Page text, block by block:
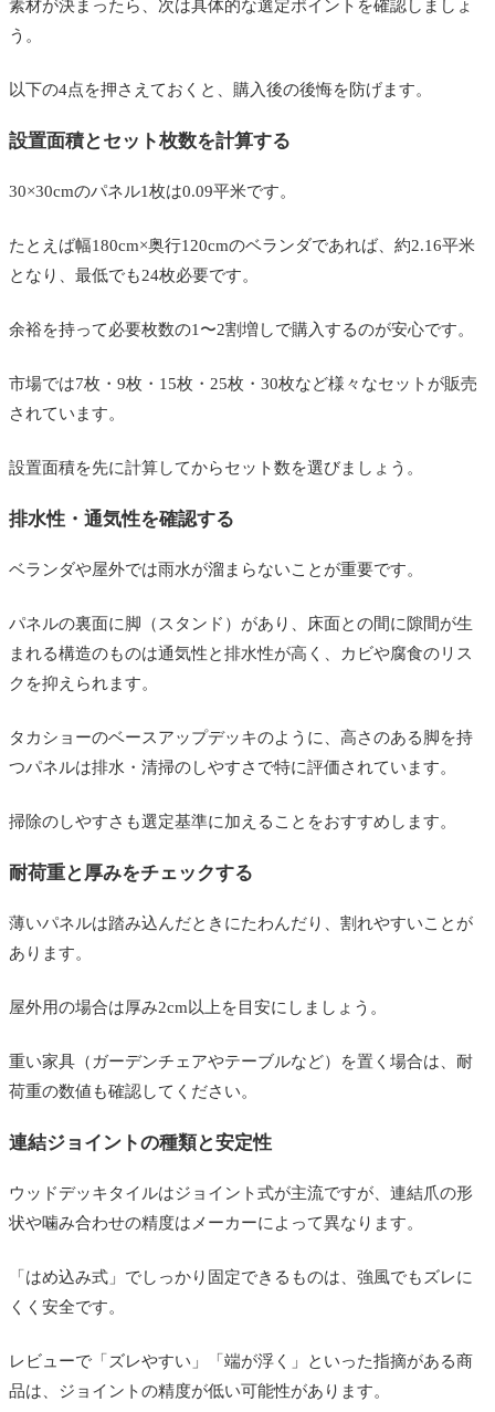
素材が決まったら、次は具体的な選定ポイントを確認しましょ
う。
以下の4点を押さえておくと、購入後の後悔を防げます。
設置面積とセット枚数を計算する
30×30cmのパネル1枚は0.09平米です。
たとえば幅180cm×奥行120cmのベランダであれば、約2.16平米
となり、最低でも24枚必要です。
余裕を持って必要枚数の1〜2割増しで購入するのが安心です。
市場では7枚・9枚・15枚・25枚・30枚など様々なセットが販売
されています。
設置面積を先に計算してからセット数を選びましょう。
排水性・通気性を確認する
ベランダや屋外では雨水が溜まらないことが重要です。
パネルの裏面に脚（スタンド）があり、床面との間に隙間が生
まれる構造のものは通気性と排水性が高く、カビや腐食のリス
クを抑えられます。
タカショーのベースアップデッキのように、高さのある脚を持
つパネルは排水・清掃のしやすさで特に評価されています。
掃除のしやすさも選定基準に加えることをおすすめします。
耐荷重と厚みをチェックする
薄いパネルは踏み込んだときにたわんだり、割れやすいことが
あります。
屋外用の場合は厚み2cm以上を目安にしましょう。
重い家具（ガーデンチェアやテーブルなど）を置く場合は、耐
荷重の数値も確認してください。
連結ジョイントの種類と安定性
ウッドデッキタイルはジョイント式が主流ですが、連結爪の形
状や噛み合わせの精度はメーカーによって異なります。
「はめ込み式」でしっかり固定できるものは、強風でもズレに
くく安全です。
レビューで「ズレやすい」「端が浮く」といった指摘がある商
品は、ジョイントの精度が低い可能性があります。